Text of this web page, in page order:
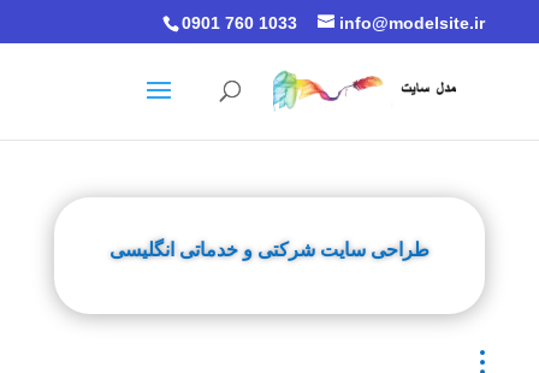
0901 760 1033 info@modelsite.ir
طراحی سایت شرکتی و خدماتی انگلیسی